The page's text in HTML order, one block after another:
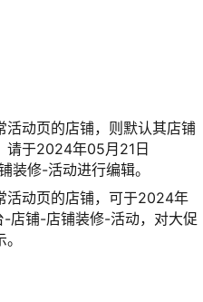
活动页的店铺，则默认其店铺
请于2024年05月21日
修-活动进行编辑。
活动页的店铺，可于2024年
铺-店铺装修-活动，对大促